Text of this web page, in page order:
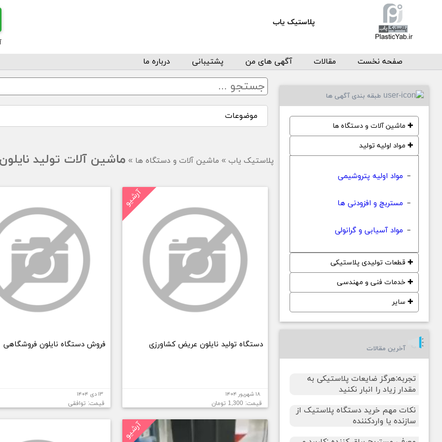
پلاستیک یاب
صفحه نخست مقالات آگهی های من پشتیبانی درباره ما
موضوعات
پلاستیک یاب » ماشین آلات و دستگاه ها » ماشین آلات تولید
آرشیو
دستگاه تولید نایلون عریض کشاورزی
۱۸ شهریور ۱۴۰۴
قیمت: 1,300 تومان
فروش دستگاه نایلون فروشگاهی
۱۳ دی ۱۴۰۴
قیمت: توافقی
آرشیو
طبقه بندی آگهی ها
✚ماشین آلات و دستگاه ها
✚مواد اولیه تولید
− مواد اولیه پتروشیمی
− مستربچ و افزودنی ها
− مواد آسیابی و گرانولی
✚قطعات تولیدی پلاستیکی
✚خدمات فنی و مهندسی
✚سایر
آخرین مقالات
تجربه:هرگز ضایعات پلاستیکی به
مقدار زیاد را انبار نکنید
نکات مهم خرید دستگاه پلاستیک از
سازنده یا واردکننده